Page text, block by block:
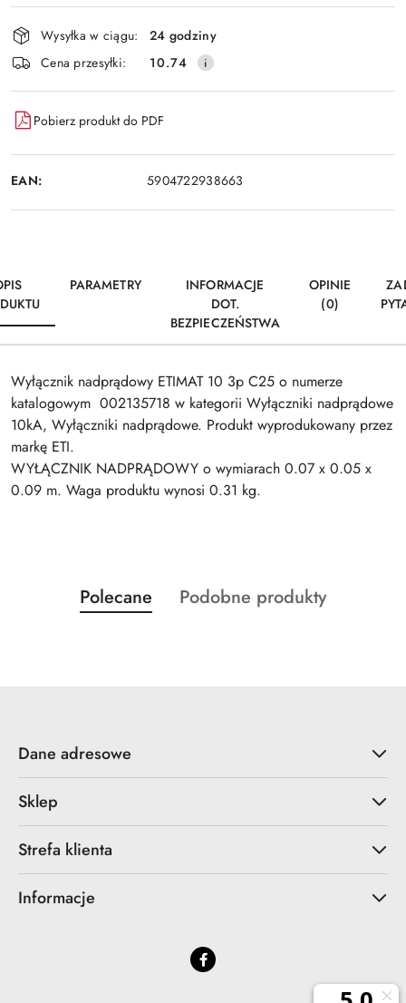
Wyślij
Dostępność
i
dostawa
Wysyłka w ciągu:
24 godziny
Cena przesyłki:
10.74
Pobierz produkt do PDF
EAN: 5904722938663
PARAMETRY
INFORMACJE
DOT.
BEZPIECZEŃSTWA
OPINIE
(0)
Wyłącznik nadprądowy ETIMAT 10 3p C25 o numerze
katalogowym 002135718 w kategorii Wyłączniki nadprądowe
10kA, Wyłączniki nadprądowe. Produkt wyprodukowany przez
markę ETI.
WYŁĄCZNIK NADPRĄDOWY o wymiarach 0.07 x 0.05 x
0.09 m. Waga produktu wynosi 0.31 kg.
Pomiń karuzelę produktów
Produkty
o
Polecane
Produkty
Podobne produkty
Dane adresowe
Sklep
Strefa klienta
Informacje